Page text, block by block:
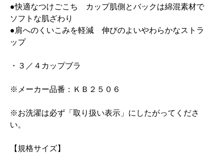
●快適なつけごこち カップ肌側とバックは綿混素材で
ソフトな肌ざわり
●肩へのくいこみを軽減 伸びのよいやわらかなストラ
ップ
・３／４カップブラ
※メーカー品番：ＫＢ２５０６
※お洗濯は必ず「取り扱い表示」にしたがってくださ
い。
【規格サイズ】